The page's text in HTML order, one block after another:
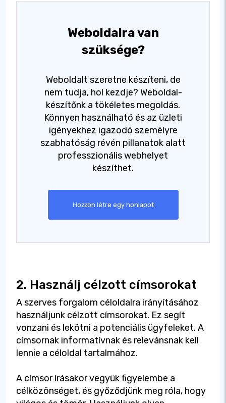
Weboldalra van
szüksége?
Weboldalt szeretne készíteni, de
nem tudja, hol kezdje? Weboldal-
készítőnk a tökéletes megoldás.
Könnyen használható és az üzleti
igényekhez igazodó személyre
szabhatóság révén pillanatok alatt
professzionális webhelyet
készíthet.
Hozzon létre egy honlapot
2. Használj célzott címsorokat
A szerves forgalom céloldalra irányításához
használjunk célzott címsorokat. Ez segít
vonzani és lekötni a potenciális ügyfeleket. A
címsornak informatívnak és relevánsnak kell
lennie a céloldal tartalmához.
A címsor írásakor vegyük figyelembe a
célközönséget, és győződjünk meg róla, hogy